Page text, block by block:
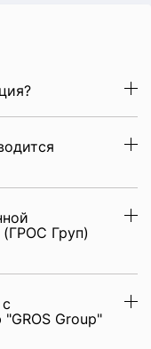
(ГРОС Груп)
Group"